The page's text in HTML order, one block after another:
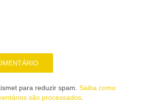
para reduzir spam. Saiba como
são processados